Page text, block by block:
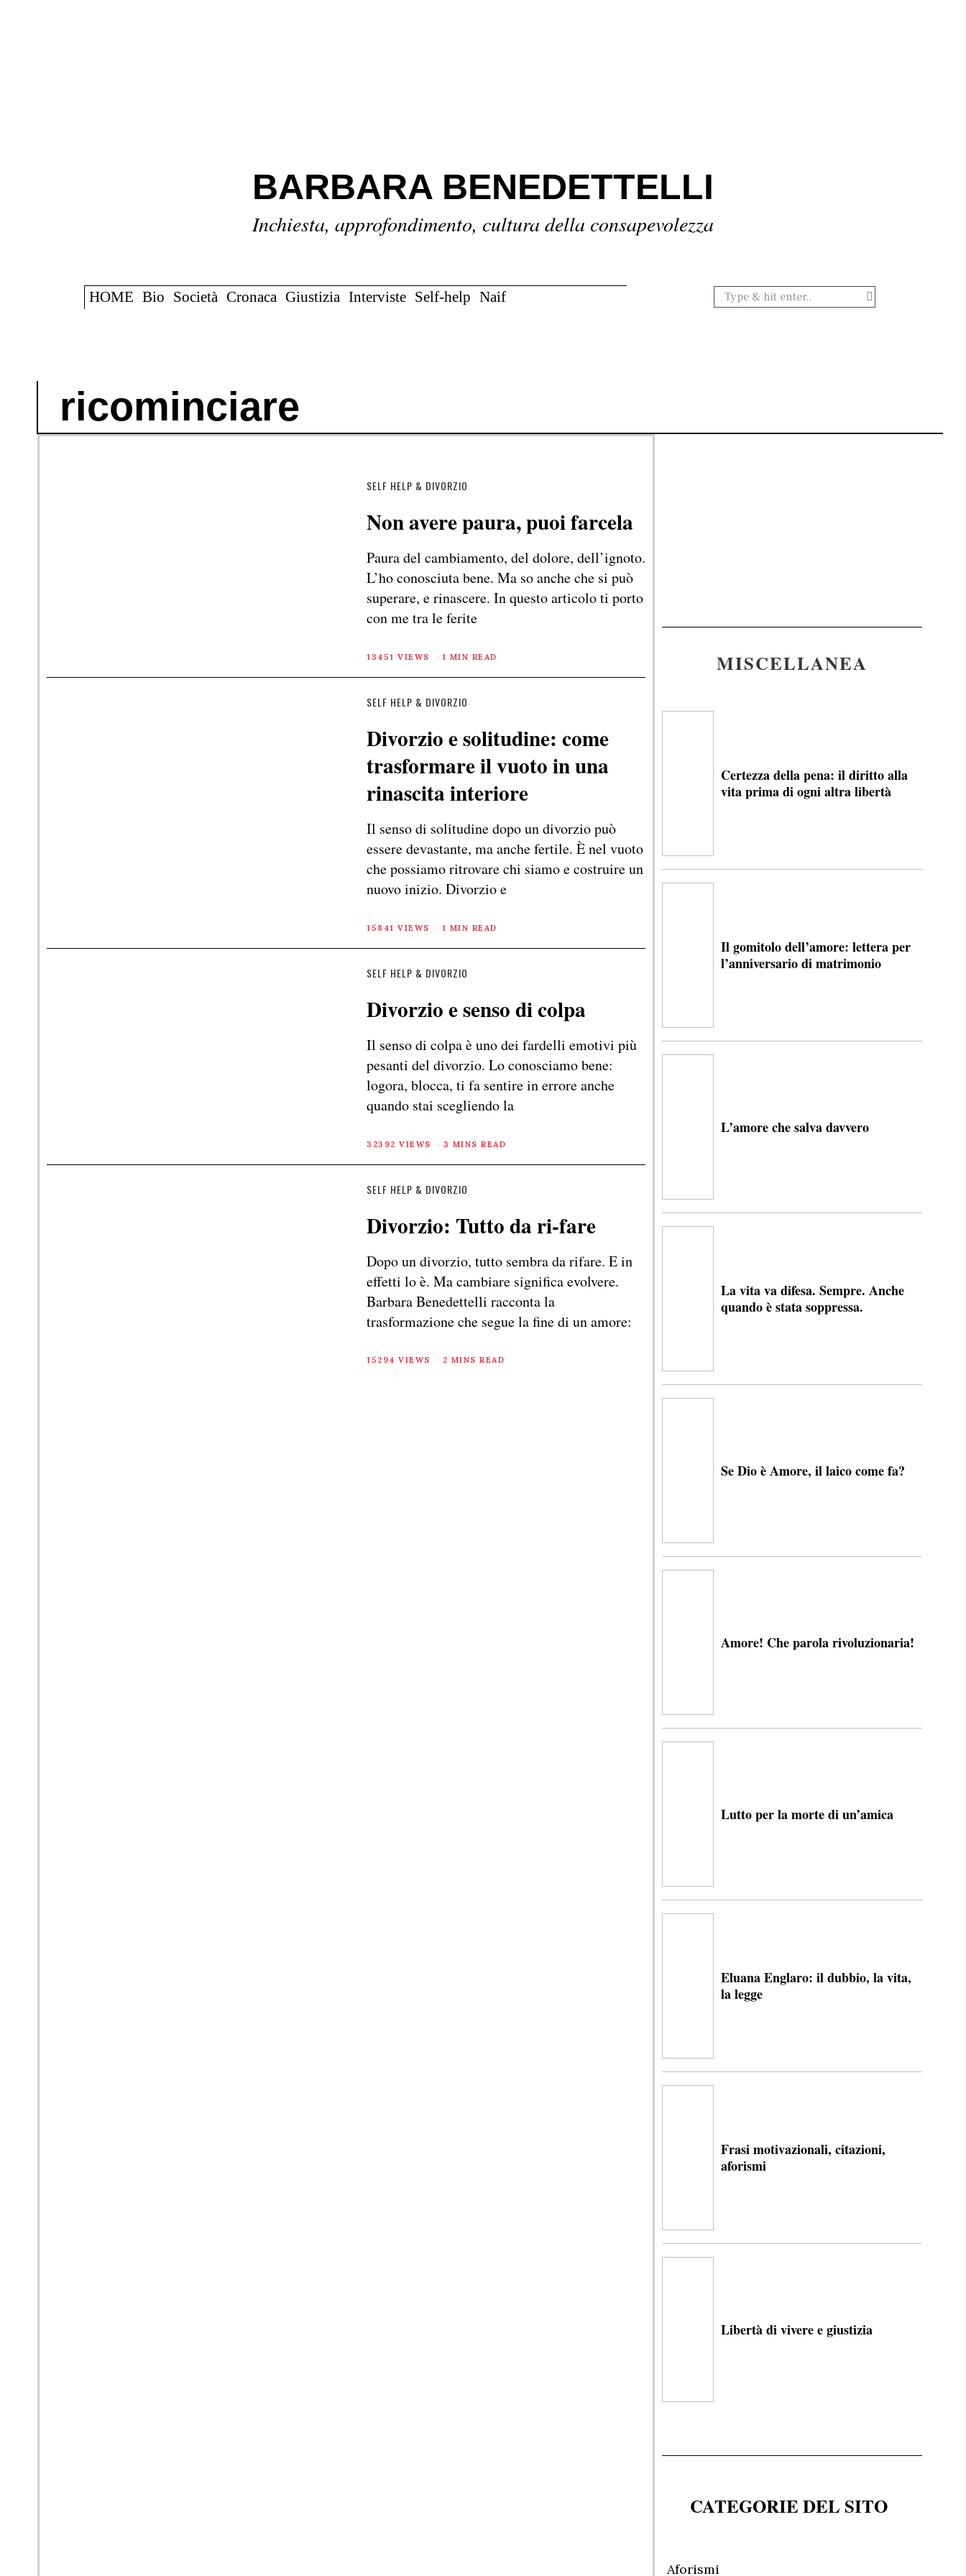
BARBARA BENEDETTELLI
Inchiesta, approfondimento, cultura della consapevolezza
HOME Bio Società Cronaca Giustizia Interviste Self-help Naif
ricominciare
SELF HELP & DIVORZIO
Non avere paura, puoi farcela
Paura del cambiamento, del dolore, dell’ignoto.
L’ho conosciuta bene. Ma so anche che si può
superare, e rinascere. In questo articolo ti porto
con me tra le ferite
13451 VIEWS 1 MIN READ
SELF HELP & DIVORZIO
Divorzio e solitudine: come
trasformare il vuoto in una
rinascita interiore
Il senso di solitudine dopo un divorzio può
essere devastante, ma anche fertile. È nel vuoto
che possiamo ritrovare chi siamo e costruire un
nuovo inizio. Divorzio e
15841 VIEWS 1 MIN READ
SELF HELP & DIVORZIO
Divorzio e senso di colpa
Il senso di colpa è uno dei fardelli emotivi più
pesanti del divorzio. Lo conosciamo bene:
logora, blocca, ti fa sentire in errore anche
quando stai scegliendo la
32392 VIEWS 3 MINS READ
SELF HELP & DIVORZIO
Divorzio: Tutto da ri-fare
Dopo un divorzio, tutto sembra da rifare. E in
effetti lo è. Ma cambiare significa evolvere.
Barbara Benedettelli racconta la
trasformazione che segue la fine di un amore:
15294 VIEWS 2 MINS READ
MISCELLANEA
Certezza della pena: il diritto alla
vita prima di ogni altra libertà
Il gomitolo dell’amore: lettera per
l’anniversario di matrimonio
L’amore che salva davvero
La vita va difesa. Sempre. Anche
quando è stata soppressa.
Se Dio è Amore, il laico come fa?
Amore! Che parola rivoluzionaria!
Lutto per la morte di un’amica
Eluana Englaro: il dubbio, la vita,
la legge
Frasi motivazionali, citazioni,
aforismi
Libertà di vivere e giustizia
CATEGORIE DEL SITO
Aforismi